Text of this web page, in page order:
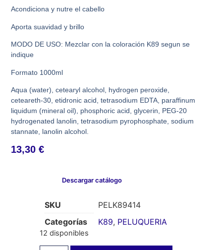
Acondiciona y nutre el cabello
Aporta suavidad y brillo
MODO DE USO: Mezclar con la coloración K89 segun se
indique
Formato 1000ml
Aqua (water), cetearyl alcohol, hydrogen peroxide,
ceteareth-30, etidronic acid, tetrasodium EDTA, paraffinum
liquidum (mineral oil), phosphoric acid, glycerin, PEG-20
hydrogenated lanolin, tetrasodium pyrophosphate, sodium
stannate, lanolin alcohol.
13,30€
Descargar catálogo
SKU
PELK89414
Categorías
K89, PELUQUERIA
12 disponibles